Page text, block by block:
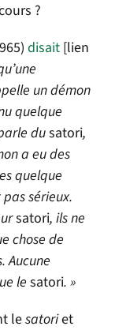
?
disait[lien
un démon
quelque
dusatori,
a eu des
quelque
pas sérieux.
satori, ils ne
chose de
Aucune
le satori. »
lesatoriet